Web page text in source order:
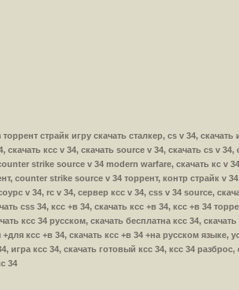
страйк игру скачать сталкер, cs v 34,
ксс v 34, скачать source v 34, скачать cs v
strike source v 34 modern warfare, скачать кс v
counter strike source v 34 торрент, контр страйк v
v 34, rc v 34, сервер ксс v 34, css v 34 source,
css 34, ксс +в 34, скачать ксс +в 34, ксс +в 34
ксс 34 русском, скачать бесплатна ксс 34,
ксс +в 34, скачать ксс +в 34 +на русском языке,
игра ксс 34, скачать готовый ксс 34, ксс 34
34